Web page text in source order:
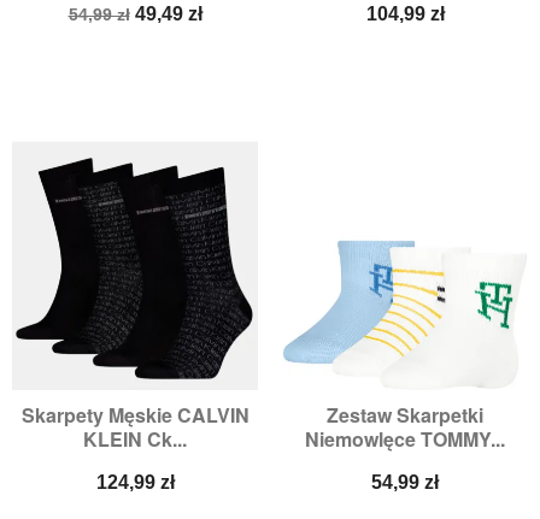
Cena
54,99 zł Cena
49,49 zł Cena
104,99 zł
Skarpety Męskie CALVIN
KLEIN Ck...
Cena
124,99 zł
Zestaw Skarpetki
Niemowlęce TOMMY...
Cena
54,99 zł